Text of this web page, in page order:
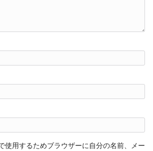
使用するためブラウザーに自分の名前、メー